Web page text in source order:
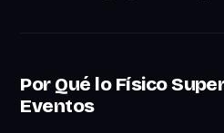
Por Qué lo Físico
Eventos